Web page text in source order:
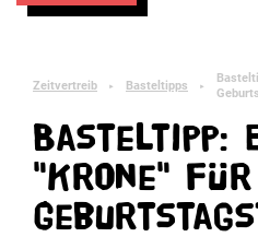
Zeitvertreib ► Basteltipps ►
Basteltipp:
"Krone" für